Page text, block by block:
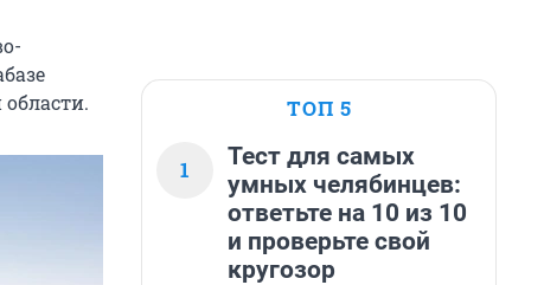
ТОП 5
1
Тест для самых
умных челябинцев:
ответьте на 10 из 10
и проверьте свой
кругозор